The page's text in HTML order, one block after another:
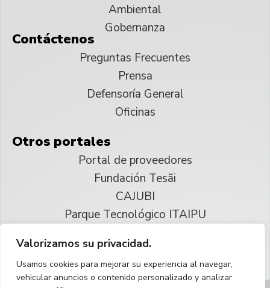
Valorizamos su privacidad.
Usamos cookies para mejorar su experiencia al navegar,
vehicular anuncios o contenido personalizado y analizar
Ambiental
Gobernanza
Contáctenos
Preguntas Frecuentes
Prensa
Defensoría General
Oficinas
Otros portales
Portal de proveedores
Fundación Tesãi
CAJUBI
Parque Tecnológico ITAIPU
Reservados todos los derechos